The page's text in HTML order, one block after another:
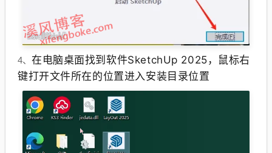
4、 在电脑桌面找到软件SketchUp 2025，鼠标右
键打开文件所在的位置进入安装目录位置